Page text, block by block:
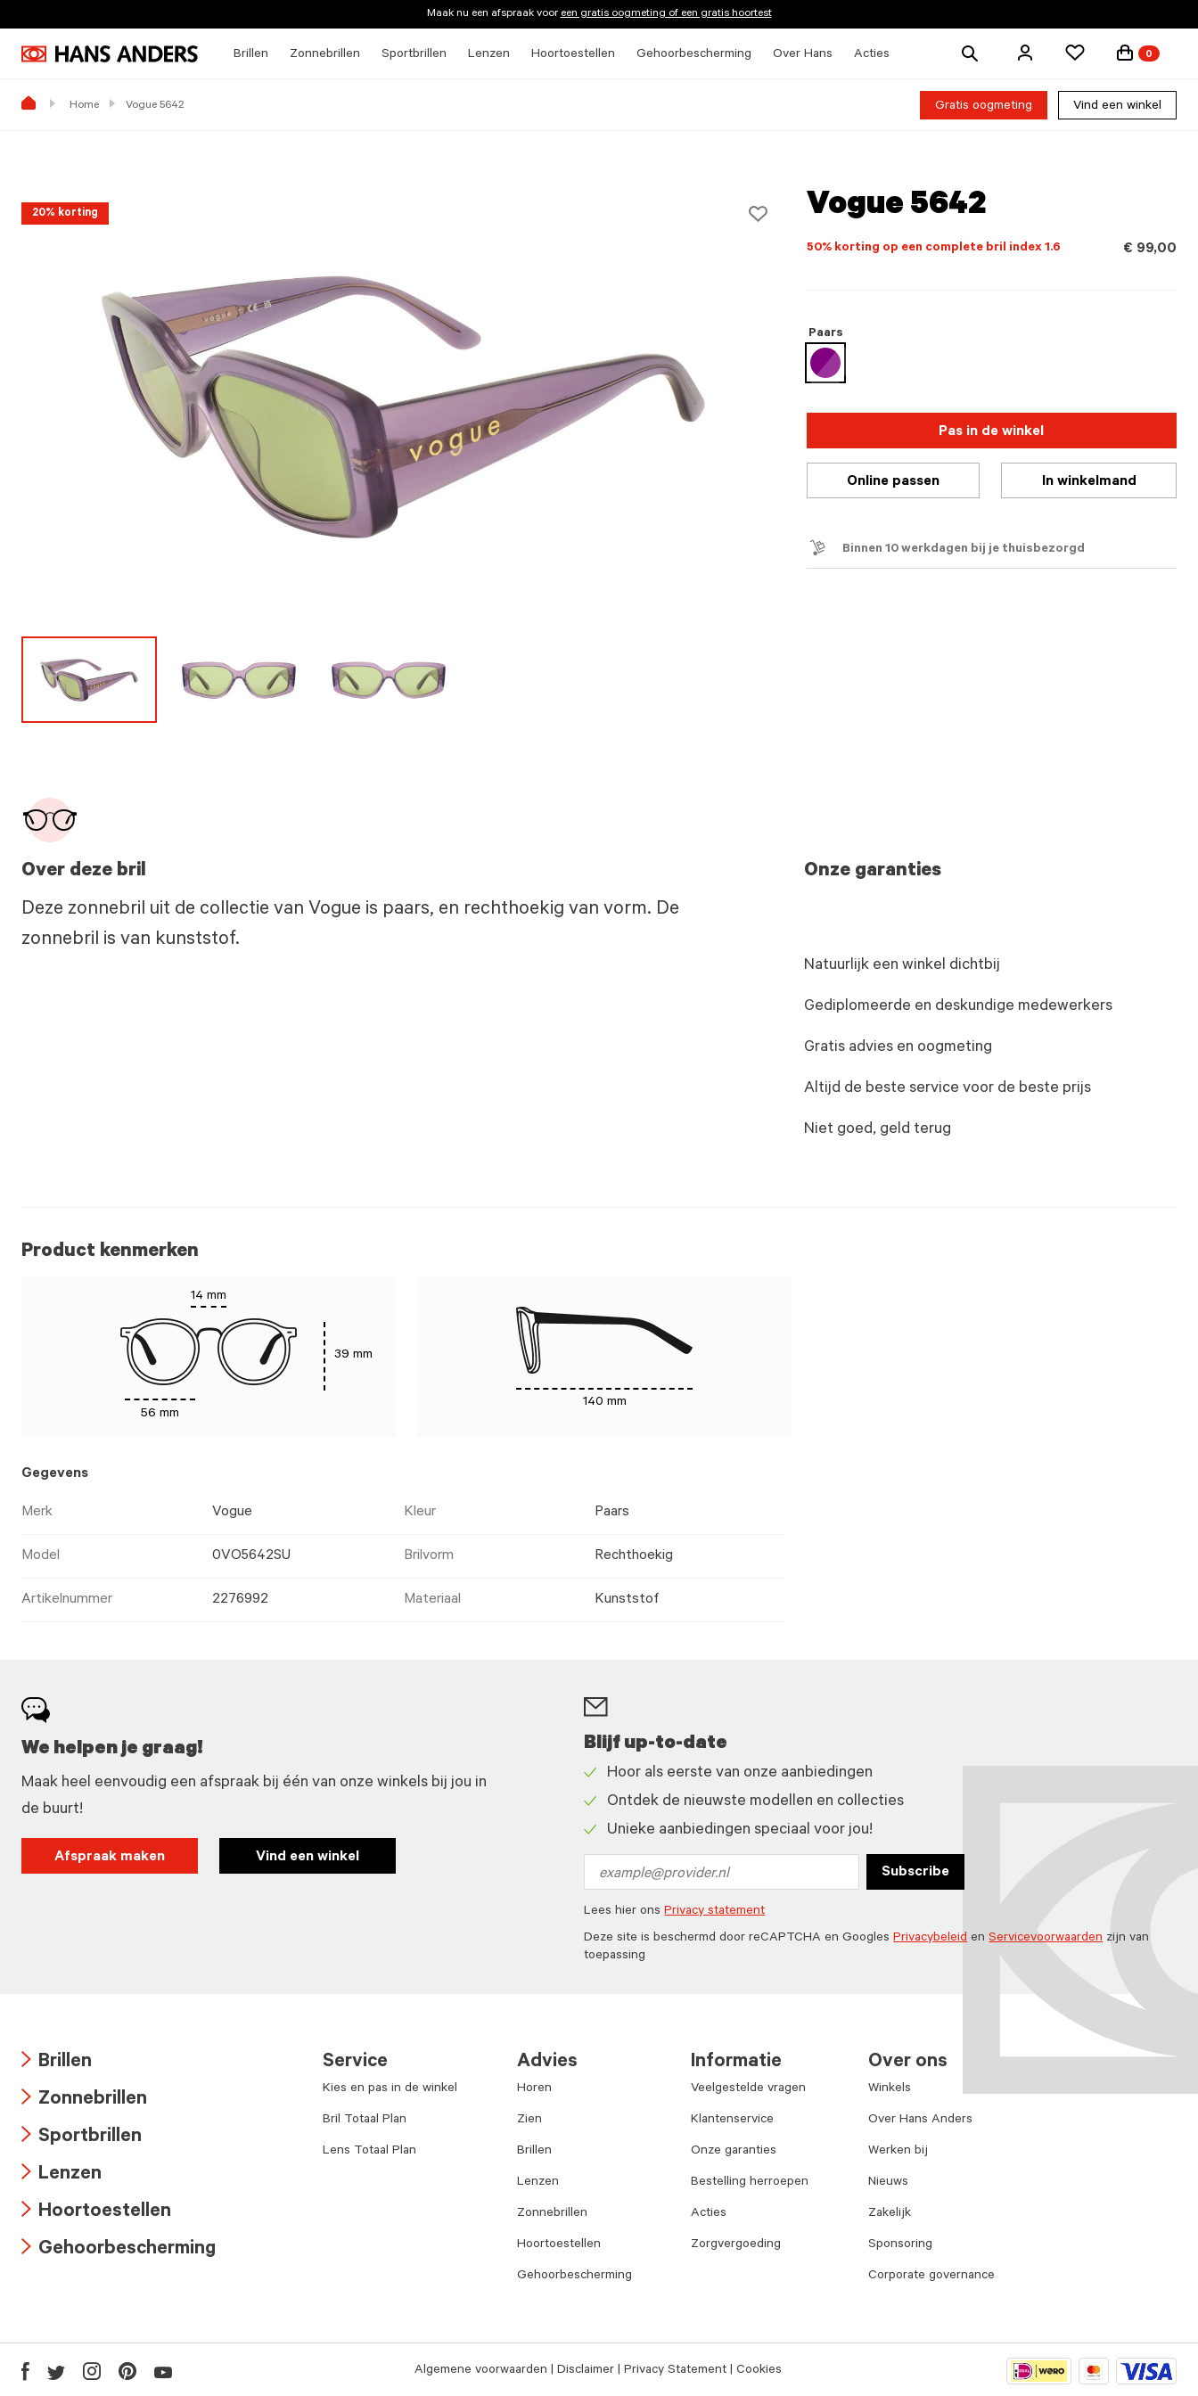
Maak nu een afspraak vooreen gratis oogmeting of een gratis hoortest
Brillen Zonnebrillen Sportbrillen Lenzen Hoortoestellen Gehoorbescherming Over Hans Acties
Zoek
0
Home Vogue 5642 Gratis oogmeting Vind een winkel
20% korting Vogue 5642
50% korting op een complete bril index 1.6 € 99,00
Paars
geselecteerd
Pas in de winkel
Online passen In winkelmand
Binnen 10 werkdagen bij je thuisbezorgd
Over deze bril
Deze zonnebril uit de collectie van Vogue is paars, en rechthoekig van vorm. De
zonnebril is van kunststof.
Onze garanties
Natuurlijk een winkel dichtbij
Gediplomeerde en deskundige medewerkers
Gratis advies en oogmeting
Altijd de beste service voor de beste prijs
Niet goed, geld terug
Product kenmerken
14 mm
56 mm
39 mm
140 mm
Gegevens
Merk Vogue Kleur Paars
Model 0VO5642SU Brilvorm Rechthoekig
Artikelnummer 2276992 Materiaal Kunststof
We helpen je graag!
Maak heel eenvoudig een afspraak bij één van onze winkels bij jou in
de buurt!
Afspraak maken Vind een winkel
Blijf up-to-date
icon
Hoor als eerste van onze aanbiedingen
icon
Ontdek de nieuwste modellen en collecties
Unieke aanbiedingen speciaal voor jou!
address
Subscribe
Lees hier onsPrivacy statement
Deze site is beschermd door reCAPTCHA en GooglesPrivacybeleidenServicevoorwaardenzijn van
toepassing
icon
Brillen
icon
Zonnebrillen
icon
Sportbrillen
icon
Lenzen
icon
Hoortoestellen
Gehoorbescherming
Service
Kies en pas in de winkel
Bril Totaal Plan
Lens Totaal Plan
Advies
Horen
Zien
Brillen
Lenzen
Zonnebrillen
Hoortoestellen
Gehoorbescherming
Informatie
Veelgestelde vragen
Klantenservice
Onze garanties
Bestelling herroepen
Acties
Zorgvergoeding
Over ons
Winkels
Over Hans Anders
Werken bij
Nieuws
Zakelijk
Sponsoring
Corporate governance
Algemene voorwaarden Disclaimer Privacy Statement Cookies